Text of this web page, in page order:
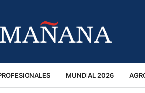
MUNDIAL 2026